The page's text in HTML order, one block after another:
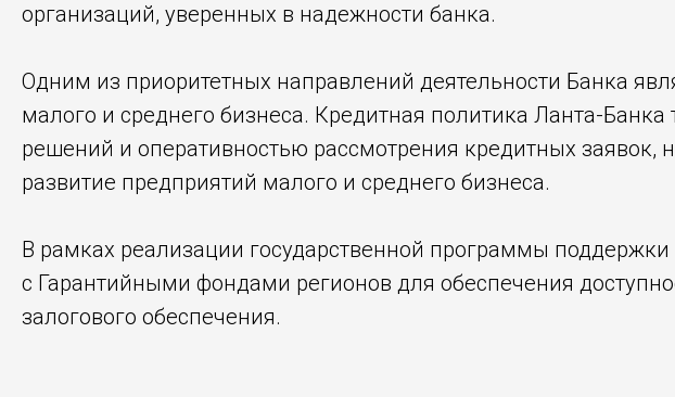
организаций, уверенных в надежности банка.
Одним из приоритетных направлений деятельности Банка
малого и среднего бизнеса. Кредитная политика Ланта-
решений и оперативностью рассмотрения кредитных заявок,
развитие предприятий малого и среднего бизнеса.
В рамках реализации государственной программы
с Гарантийными фондами регионов для обеспечения
залогового обеспечения.